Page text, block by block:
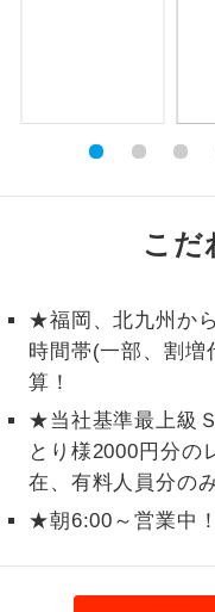
こだ
★福岡、北九州か
時間帯(一部、割増
算！
★当社基準最上級
とり様2000円分の
在、有料人員分の
★朝6:00～営業中
1名様催行
2名様催行
加限定
1名様1室同代
ご夫婦限定